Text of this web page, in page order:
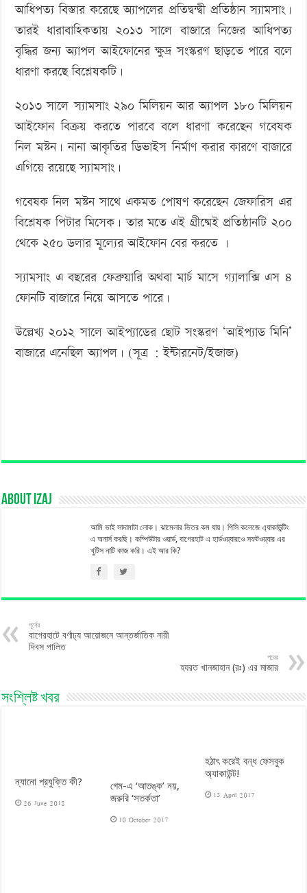
আধিপত্য বিস্তার করেছে অ্যাপলের প্রতিদ্বন্দ্বী প্রতিষ্ঠান স্যামসাং।
তারই ধারাবাহিকতায় ২০১৩ সালে বাজারে নিজের আধিপত্য
বৃদ্ধির জন্য অ্যাপল আইফোনের ক্ষুদ্র সংস্করণ ছাড়তে পারে বলে
ধারণা করছে বিশ্লেষকটি।
২০১৩ সালে স্যামসাং ২৯০ মিলিয়ন আর অ্যাপল ১৮০ মিলিয়ন
আইফোন বিক্রয় করতে পারবে বলে ধারণা করেছেন গবেষক
নিল মস্টন। নানা আকৃতির ডিভাইস নির্মাণ করার কারণে বাজারে
এগিয়ে রয়েছে স্যামসাং।
গবেষক নিল মস্টন সাথে একমত পোষণ করেছেন জেফারিস এর
বিশ্লেষক পিটার মিসেক। তার মতে এই গ্রীষ্মেই প্রতিষ্ঠানটি ২০০
থেকে ২৫০ ডলার মূল্যের আইফোন বের করতে ।
স্যামসাং এ বছরের ফেব্রুয়ারি অথবা মার্চ মাসে গ্যালাক্সি এস ৪
ফোনটি বাজারে নিয়ে আসতে পারে।
উল্লেখ্য ২০১২ সালে আইপ্যাডের ছোট সংস্করণ ‘আইপ্যাড মিনি’
বাজারে এনেছিল অ্যাপল। (সূত্র : ইন্টারনেট/ইজাজ)
About izaj
আমি ভাই সাদামাটা লোক। ঝামেলার ভিতর কম যায়। পিসি কলেজে এ্যাকাউন্টিং
এ অনার্স করছি। কম্পিউটার ওয়ার্ড, বাগেরহাট এ হার্ডওয়্যারওে সফটওয়্যার এর
খুটিস নাটি কাজ করি। এই আর কি?
পূর্বের
বাগেরহাটে বর্ণাঢ্য আয়োজনে আন্তর্জাতিক নারী
দিবস পালিত
পরের
হযরত খানজাহান (রঃ) এর মাজার
সংশ্লিষ্ট খবর
ন্যানো প্রযুক্তি কী?
26 June 2018
গেম-এ ‘আতঙ্ক’ নয়,
জরুরি ‘সতর্কতা’
10 October 2017
হঠাৎ করেই বন্ধ ফেসবুক
অ্যাকাউন্ট!
15 April 2017